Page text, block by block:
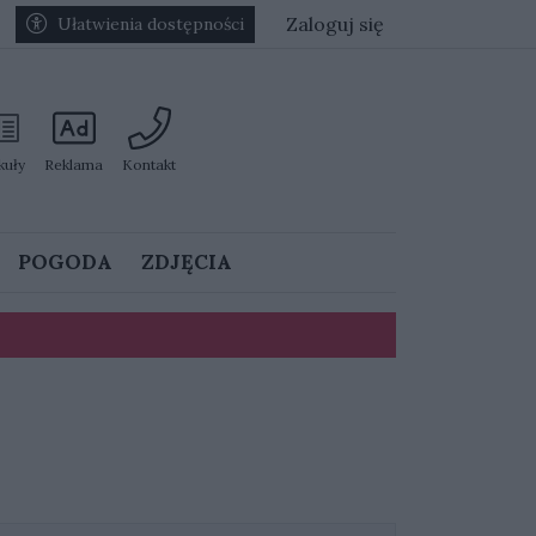
Ułatwienia dostępności Zaloguj się
Reklama Kontakt
POGODA ZDJĘCIA